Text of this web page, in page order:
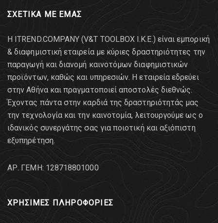
ΣΧΕΤΙΚΑ ΜΕ ΕΜΑΣ
Η ITREND.COMPANY (V&T TOOLBOX Ι.Κ.Ε.) είναι εμπορική
& διαφημιστική εταιρεία με κύριες δραστηριότητες την
παραγωγή και διανομή καινοτόμων διαφημιστικών
προϊόντων, καθώς και υπηρεσιών. Η εταιρεία εδρεύει
στην Αθήνα και πραγματοποιεί αποστολές διεθνώς.
Έχοντας πάντα στην καρδιά της δραστηριότητάς μας
την τεχνολογία και την καινοτομία, λειτουργούμε ως ο
ιδανικός συνεργάτης σας για ποιοτική και αξιόπιστη
εξυπηρέτηση.
AΡ. ΓΕΜΗ: 128718801000
ΧΡΗΣΙΜΕΣ ΠΛΗΡΟΦΟΡΙΕΣ